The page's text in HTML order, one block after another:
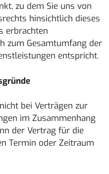
zu dem Sie uns von
hinsichtlich dieses
erbrachten
zum Gesamtumfang der
entspricht.
bei Verträgen zur
im Zusammenhang
der Vertrag für die
Termin oder Zeitraum